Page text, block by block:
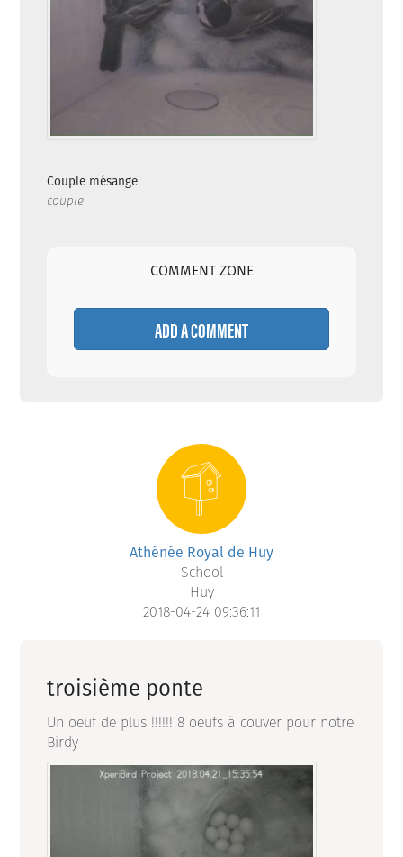
Couple mésange
couple
COMMENT ZONE
ADD A COMMENT
Athénée Royal de Huy
School
Huy
2018-04-24 09:36:11
troisième ponte
Un oeuf de plus !!!!!! 8 oeufs à couver pour notre
Birdy